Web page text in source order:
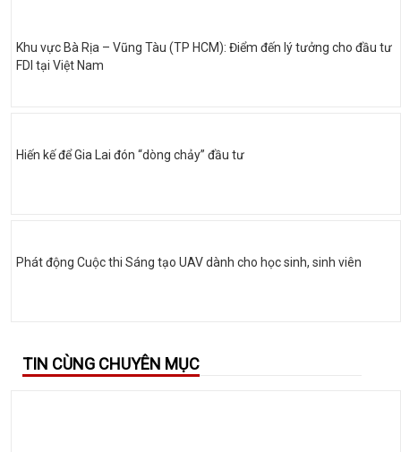
Khu vực Bà Rịa – Vũng Tàu (TP HCM): Điểm đến lý tưởng cho đầu tư
FDI tại Việt Nam
Hiến kế để Gia Lai đón “dòng chảy” đầu tư
Phát động Cuộc thi Sáng tạo UAV dành cho học sinh, sinh viên
TIN CÙNG CHUYÊN MỤC